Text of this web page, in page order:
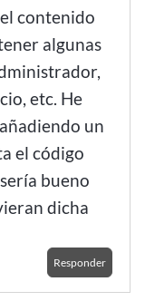
contenido
algunas
etc. He
un
el código
bueno
dicha
Responder